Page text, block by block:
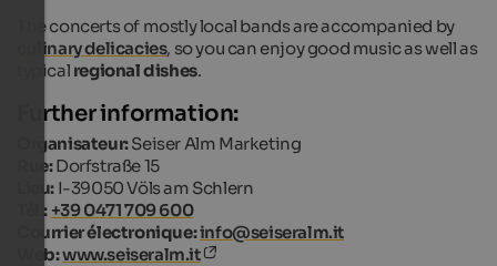
The concerts of mostly local bands are accompanied by
culinary delicacies, so you can enjoy good music as well as
typical regional dishes.
Further information:
Organisateur:Seiser Alm Marketing
Rue:Dorfstraße 15
Lieu: I-39050 Völs am Schlern
Tél.: +39 0471 709 600
Courrier électronique:info@seiseralm.it
Web:www.seiseralm.it